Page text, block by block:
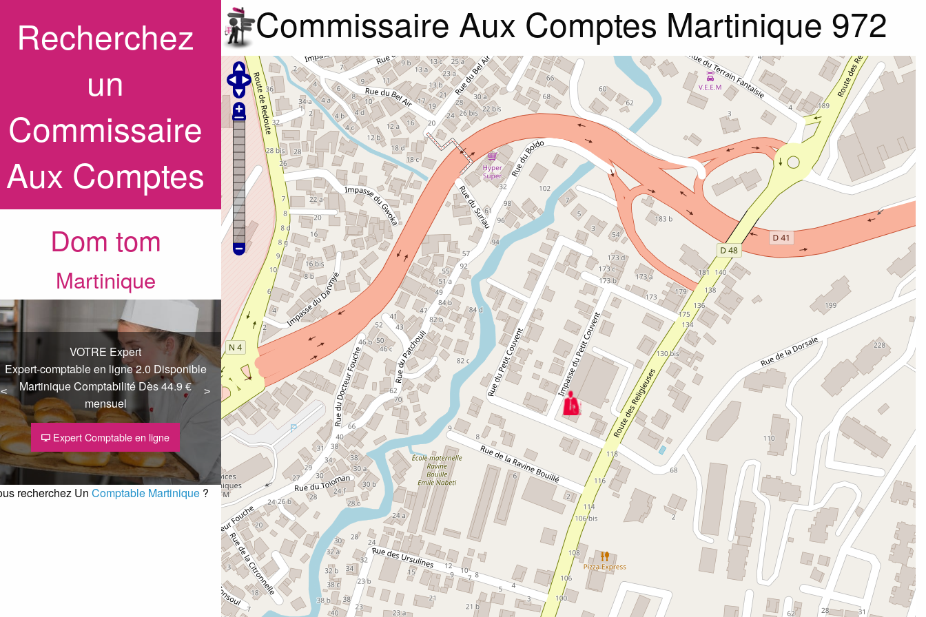
Recherchez
un
Commissaire
Aux Comptes
Dom tom
Martinique
<
< >
>
2.0 Disponible
Dès 44.9 €
en ligne
Logiciel expert comptable en ligne,
récupération bancaire automatique
journalière
recherchez Un Comptable Martinique ?
Commissaire Aux Comptes Martinique 972